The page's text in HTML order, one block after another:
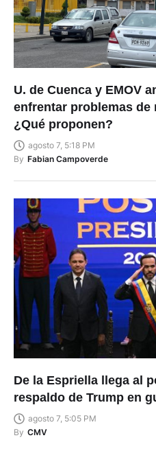
U. de Cuenca y EMOV
enfrentar problemas de
¿Qué proponen?
agosto 7, 5:18 PM
By Fabian Campoverde
De la Espriella llega al
respaldo de Trump en
agosto 7, 5:05 PM
By CMV